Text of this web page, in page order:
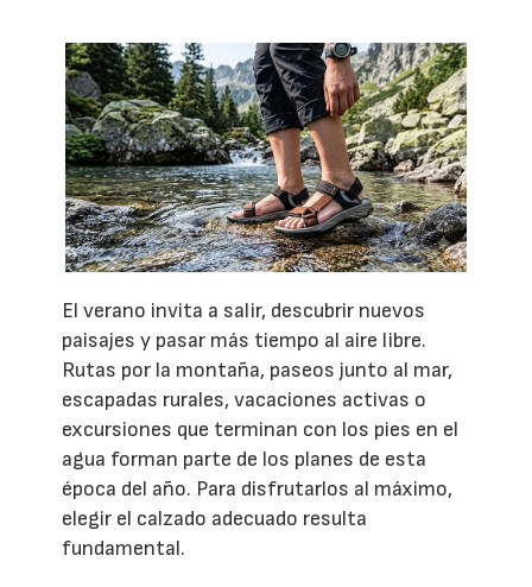
El verano invita a salir, descubrir nuevos
paisajes y pasar más tiempo al aire libre.
Rutas por la montaña, paseos junto al mar,
escapadas rurales, vacaciones activas o
excursiones que terminan con los pies en el
agua forman parte de los planes de esta
época del año. Para disfrutarlos al máximo,
elegir el calzado adecuado resulta
fundamental.